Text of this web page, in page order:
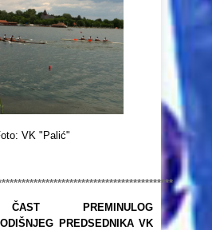
VK "Palić"
PREMINULOG
PREDSEDNIKA VK